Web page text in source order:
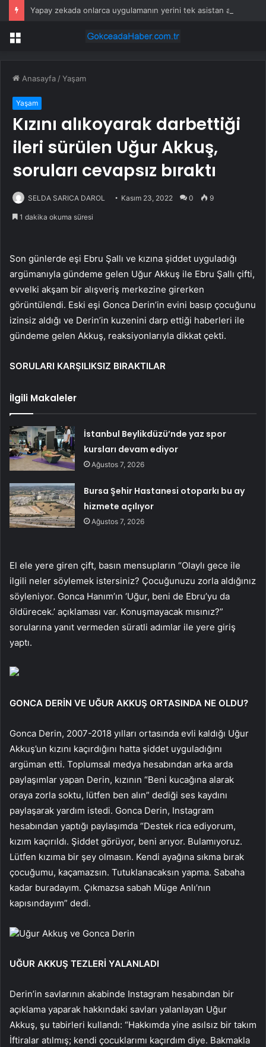
Menü
Anasayfa /Yaşam
Yaşam
Kızını alıkoyarak darbettiği
ileri sürülen Uğur Akkuş,
soruları cevapsız bıraktı
SELDA SARICA DAROL Kasım 23, 2022 0 9
1 dakika okuma süresi
Son günlerde eşi Ebru Şallı ve kızına şiddet uyguladığı
argümanıyla gündeme gelen Uğur Akkuş ile Ebru Şallı çifti,
evvelki akşam bir alışveriş merkezine girerken
görüntülendi. Eski eşi Gonca Derin’in evini basıp çocuğunu
izinsiz aldığı ve Derin’in kuzenini darp ettiği haberleri ile
gündeme gelen Akkuş, reaksiyonlarıyla dikkat çekti.
SORULARI KARŞILIKSIZ BIRAKTILAR
İlgili Makaleler
İstanbul Beylikdüzü’nde yaz spor
kursları devam ediyor
Ağustos 7, 2026
Bursa Şehir Hastanesi otoparkı bu ay
hizmete açılıyor
Ağustos 7, 2026
El ele yere giren çift, basın mensupların “Olaylı gece ile
ilgili neler söylemek istersiniz? Çocuğunuzu zorla aldığınız
söyleniyor. Gonca Hanım’ın ‘Uğur, beni de Ebru’yu da
öldürecek.’ açıklaması var. Konuşmayacak mısınız?”
sorularına yanıt vermeden süratli adımlar ile yere giriş
yaptı.
GONCA DERİN VE UĞUR AKKUŞ ORTASINDA NE OLDU?
Gonca Derin, 2007-2018 yılları ortasında evli kaldığı Uğur
Akkuş’un kızını kaçırdığını hatta şiddet uyguladığını
argüman etti. Toplumsal medya hesabından arka arda
paylaşımlar yapan Derin, kızının “Beni kucağına alarak
oraya zorla soktu, lütfen ben alın” dediği ses kaydını
paylaşarak yardım istedi. Gonca Derin, Instagram
hesabından yaptığı paylaşımda “Destek rica ediyorum,
kızım kaçırıldı. Şiddet görüyor, beni arıyor. Bulamıyoruz.
Lütfen kızıma bir şey olmasın. Kendi ayağına sıkma bırak
çocuğumu, kaçamazsın. Tutuklanacaksın yapma. Sabaha
kadar buradayım. Çıkmazsa sabah Müge Anlı’nın
kapısındayım” dedi.
Uğur Akkuş ve Gonca Derin
UĞUR AKKUŞ TEZLERİ YALANLADI
Derin’in savlarının akabinde Instagram hesabından bir
açıklama yaparak hakkındaki savları yalanlayan Uğur
Akkuş, şu tabirleri kullandı: “Hakkımda yine asılsız bir takım
İftiralar atılmış; kendi çocuklarımı kaçırdım diye. Bakmakla